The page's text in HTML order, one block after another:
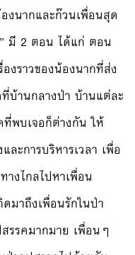
งนากและก๊วนเพื่อนสุด
มี 2 ตอน ได้แก่ ตอน
องราวของน้องนากที่ส่ง
บ้านกลางป่า บ้านแต่ละ
พบเจอก็ต่างกัน ให้
ละการบริหารเวลา เพื่อ
งไกลไปหาเพื่อน
มาถึงเพื่อนรักในป่า
รรคมากมาย เพื่อนๆ